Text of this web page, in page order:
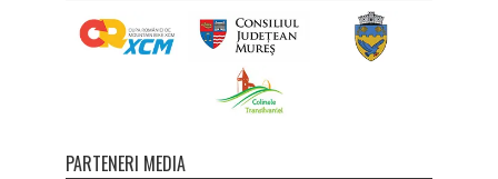
PARTENERI MEDIA